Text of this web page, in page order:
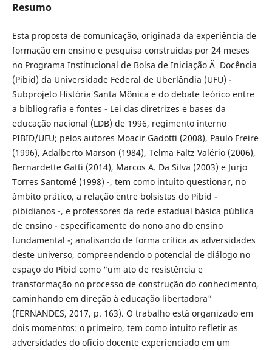
Resumo
Esta proposta de comunicação, originada da experiência de
formação em ensino e pesquisa construídas por 24 meses
no Programa Institucional de Bolsa de Iniciação Ã Docência
(Pibid) da Universidade Federal de Uberlândia (UFU) -
Subprojeto História Santa Mônica e do debate teórico entre
a bibliografia e fontes - Lei das diretrizes e bases da
educação nacional (LDB) de 1996, regimento interno
PIBID/UFU; pelos autores Moacir Gadotti (2008), Paulo Freire
(1996), Adalberto Marson (1984), Telma Faltz Valério (2006),
Bernardette Gatti (2014), Marcos A. Da Silva (2003) e Jurjo
Torres Santomé (1998) -, tem como intuito questionar, no
âmbito prático, a relação entre bolsistas do Pibid -
pibidianos -, e professores da rede estadual básica pública
de ensino - especificamente do nono ano do ensino
fundamental -; analisando de forma crítica as adversidades
deste universo, compreendendo o potencial de diálogo no
espaço do Pibid como "um ato de resistência e
transformação no processo de construção do conhecimento,
caminhando em direção à educação libertadora"
(FERNANDES, 2017, p. 163). O trabalho está organizado em
dois momentos: o primeiro, tem como intuito refletir as
adversidades do oficio docente experienciado em um